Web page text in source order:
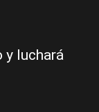
y luchará